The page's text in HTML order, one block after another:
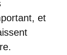
, et